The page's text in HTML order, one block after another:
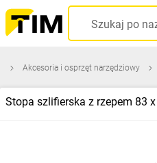
Akcesoria i osprzęt narzędziowy
Stopa szlifierska z rzepem 83